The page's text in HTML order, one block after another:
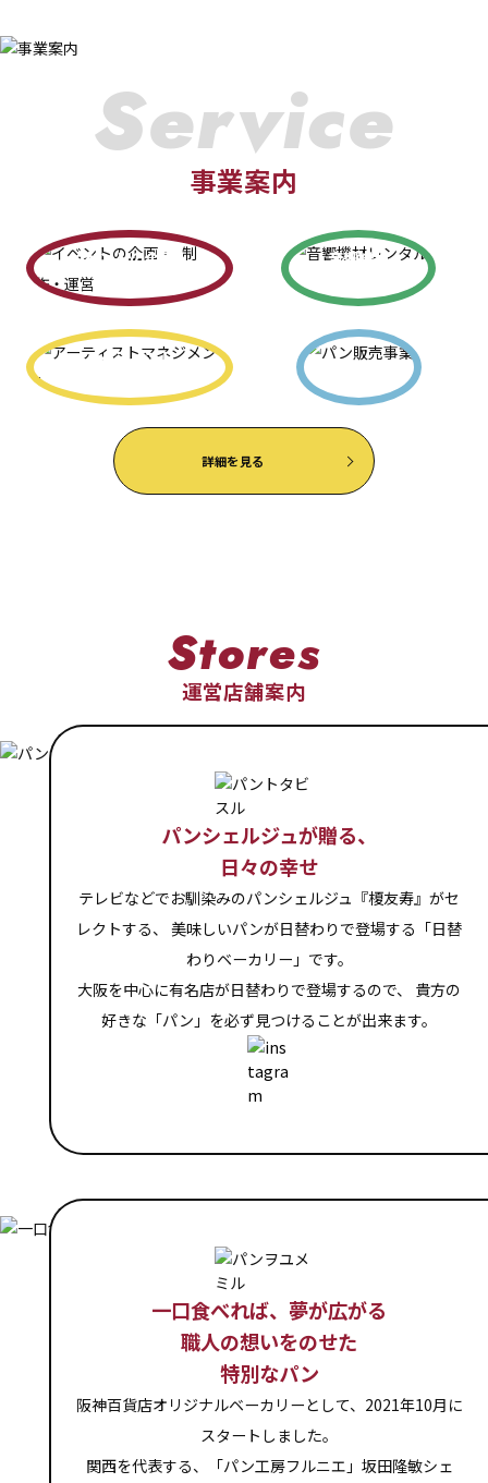
Service
事業案内
イベントの企画・
制作・運営
音響機材
アーティスト
パン販売事業
詳細を見る
Stores
運営店舗案内
パンシェルジュが贈る、
日々の幸せ
テレビなどでお馴染みのパンシェルジュ『榎友寿』がセ
レクトする、 美味しいパンが日替わりで登場する「日替
わりベーカリー」です。
大阪を中心に有名店が日替わりで登場するので、
貴方の
好きな「パン」を必ず見つけることが出来ます。
一口食べれば、夢が広がる
職人の想いをのせた
特別なパン
阪神百貨店オリジナルベーカリーとして、2021年10月に
スタートしました。
関西を代表する、「パン工房フルニエ」坂田隆敏シェ